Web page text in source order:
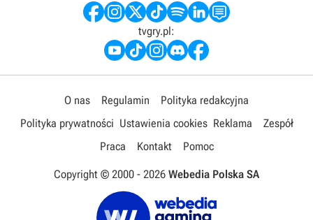
tvgry.pl:
O nas Regulamin
Polityka redakcyjna
Polityka prywatności Ustawienia cookies Reklama
Zespół
Praca
Kontakt Pomoc
Copyright © 2000 - 2026 Webedia Polska SA